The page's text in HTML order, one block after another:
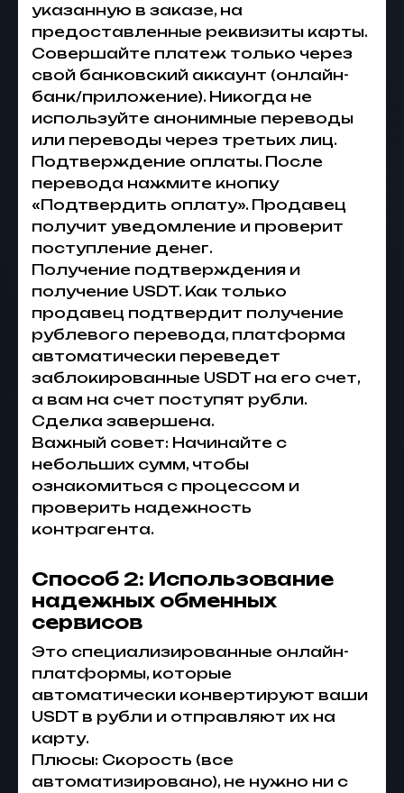
указанную в заказе, на
предоставленные реквизиты карты.
Совершайте платеж только через
свой банковский аккаунт (онлайн-
банк/приложение). Никогда не
используйте анонимные переводы
или переводы через третьих лиц.
Подтверждение оплаты. После
перевода нажмите кнопку
«Подтвердить оплату». Продавец
получит уведомление и проверит
поступление денег.
Получение подтверждения и
получение USDT. Как только
продавец подтвердит получение
рублевого перевода, платформа
автоматически переведет
заблокированные USDT на его счет,
а вам на счет поступят рубли.
Сделка завершена.
Важный совет: Начинайте с
небольших сумм, чтобы
ознакомиться с процессом и
проверить надежность
контрагента.
Способ 2: Использование
надежных обменных
сервисов
Это специализированные онлайн-
платформы, которые
автоматически конвертируют ваши
USDT в рубли и отправляют их на
карту.
Плюсы: Скорость (все
автоматизировано), не нужно ни с